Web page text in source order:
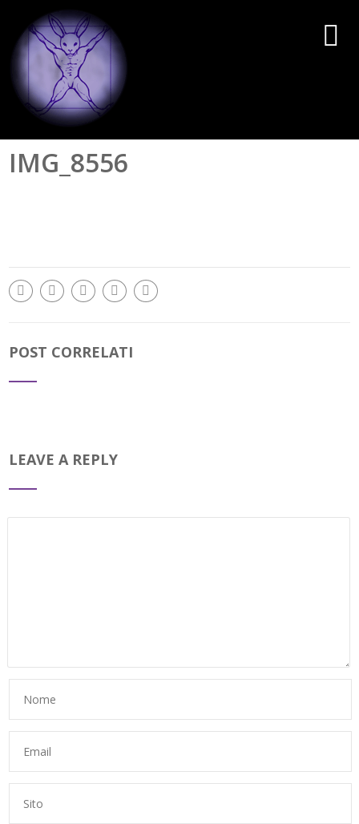
IMG_8556
POST CORRELATI
LEAVE A REPLY